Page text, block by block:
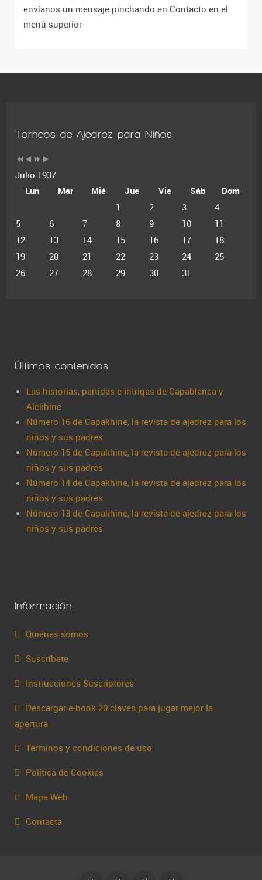
envíanos un mensaje pinchando en Contacto en el
menú superior
Torneos de Ajedrez para Niños
Julio 1937
Lun
Mar Mié Jue Vie Sáb
Dom
1
2 3
4
5
6 7 8 9 10
11
12
13 14 15 16 17
18
19
20 21 22 23 24
25
26
27 28 29 30 31
Últimos contenidos
Las historias, partidas e intrigas de Capablanca y
Alekhine
Número 16 de Capakhine, la revista de ajedrez para los
niños y sus padres
Número 15 de Capakhine, la revista de ajedrez para los
niños y sus padres
Número 14 de Capakhine, la revista de ajedrez para los
niños y sus padres
Número 13 de Capakhine, la revista de ajedrez para los
niños y sus padres
Información
Quiénes somos
Suscríbete
Instrucciones Suscriptores
Descargar e-book 20 claves para jugar mejor la
apertura
Términos y condiciones de uso
Política de Cookies
Mapa Web
Contacta